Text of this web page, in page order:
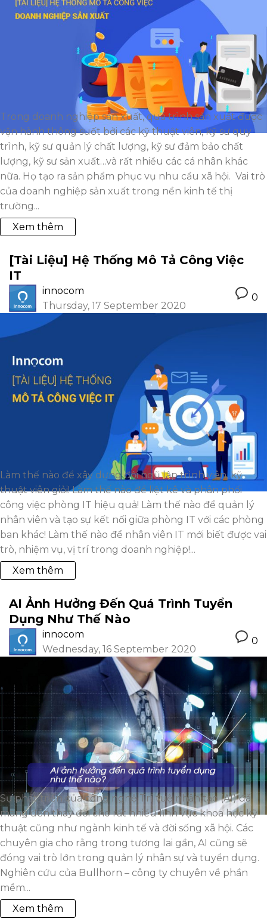
Trong doanh nghiệp sản xuất, quá trình sản xuất được
vận hành thông suốt bởi các kỹ thuật viên, kỹ sư quy
trình, kỹ sư quản lý chất lượng, kỹ sư đảm bảo chất
lượng, kỹ sư sản xuất…và rất nhiều các cá nhân khác
nữa. Họ tạo ra sản phẩm phục vụ nhu cầu xã hội. Vai trò
của doanh nghiệp sản xuất trong nền kinh tế thị
trường...
Xem thêm
[Tài Liệu] Hệ Thống Mô Tả Công Việc
IT
innocom
Thursday, 17 September 2020
0
Làm thế nào để xây dựng đội ngũ lập trình viên, kỹ
thuật viên giỏi! Làm thế nào để liệt kê và phân phối
công việc phòng IT hiệu quả! Làm thế nào để quản lý
nhân viên và tạo sự kết nối giữa phòng IT với các phòng
ban khác! Làm thế nào để nhân viên IT mới biết được vai
trò, nhiệm vụ, vị trí trong doanh nghiệp!...
Xem thêm
AI Ảnh Hưởng Đến Quá Trình Tuyển
Dụng Như Thế Nào
innocom
Wednesday, 16 September 2020
0
Sự phát triển của công nghệ Trí tuệ nhân tạo (AI) đã
mang đến thay đổi cho rất nhiều lĩnh vực khoa học kỹ
thuật cũng như ngành kinh tế và đời sống xã hội. Các
chuyên gia cho rằng trong tương lai gần, AI cũng sẽ
đóng vai trò lớn trong quản lý nhân sự và tuyển dụng.
Nghiên cứu của Bullhorn – công ty chuyên về phần
mềm...
Xem thêm